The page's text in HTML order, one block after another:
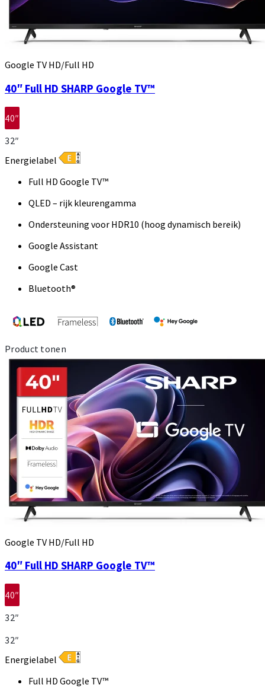
Google TV HD/Full HD
40″ Full HD SHARP Google TV™
40″
32″
Energielabel
Full HD Google TV™
QLED – rijk kleurengamma
Ondersteuning voor HDR10 (hoog dynamisch bereik)
Google Assistant
Google Cast
Bluetooth®
Product tonen
Google TV HD/Full HD
40″ Full HD SHARP Google TV™
40″
32″
32″
Energielabel
Full HD Google TV™